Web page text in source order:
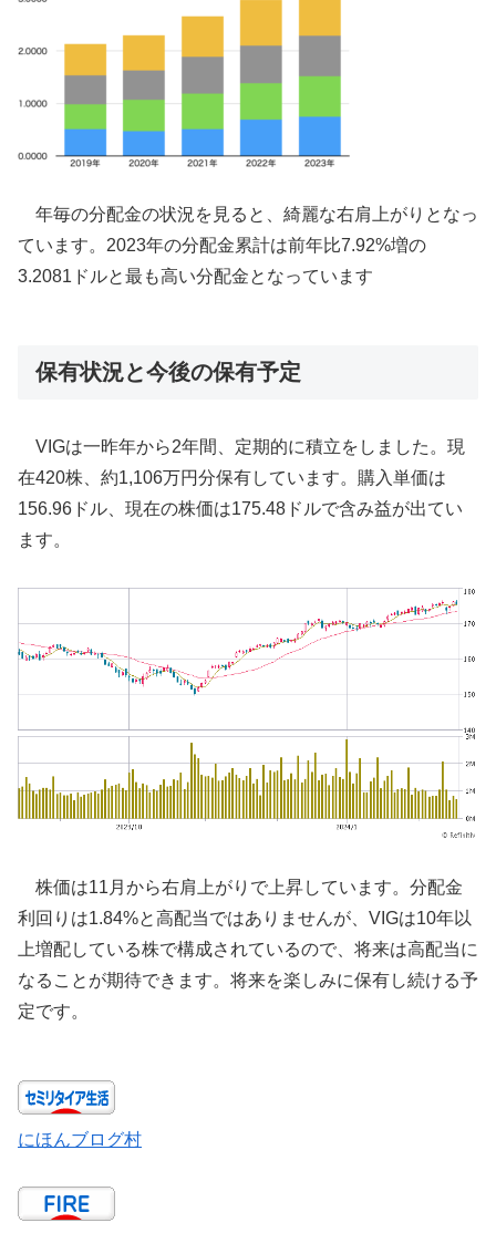
年毎の分配金の状況を見ると、綺麗な右肩上がりとなっ
ています。2023年の分配金累計は前年比7.92%増の
3.2081ドルと最も高い分配金となっています
保有状況と今後の保有予定
VIGは一昨年から2年間、定期的に積立をしました。現
在420株、約1,106万円分保有しています。購入単価は
156.96ドル、現在の株価は175.48ドルで含み益が出てい
ます。
株価は11月から右肩上がりで上昇しています。分配金
利回りは1.84%と高配当ではありませんが、VIGは10年以
上増配している株で構成されているので、将来は高配当に
なることが期待できます。将来を楽しみに保有し続ける予
定です。
にほんブログ村